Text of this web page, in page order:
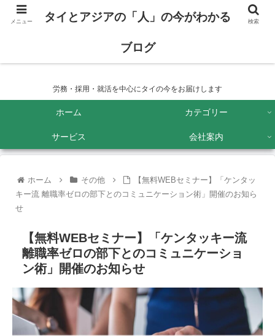
タイとアジアの「人」の今がわかるブログ
労務・採用・就活を中心にタイの今をお届けします
ホーム カテゴリー
サービス 会社案内
ホーム その他
【無料WEBセミナー】「ケンタッ
キー流 離職率ゼロの部下とのコミュニケーション術」開催のお知ら
せ
【無料WEBセミナー】「ケンタッキー流
離職率ゼロの部下とのコミュニケーショ
ン術」開催のお知らせ
メニュー タイとアジアの「人」の今がわかる
ブログ
検索